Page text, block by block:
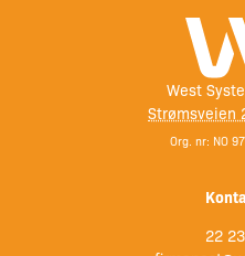
West
Strømsveien
Org. nr: NO
22